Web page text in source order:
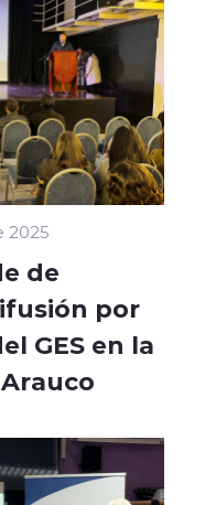
2025
de
por
GES en la